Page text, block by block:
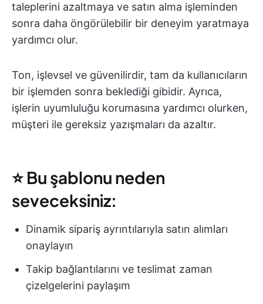
taleplerini azaltmaya ve satın alma işleminden
sonra daha öngörülebilir bir deneyim yaratmaya
yardımcı olur.
Ton, işlevsel ve güvenilirdir, tam da kullanıcıların
bir işlemden sonra beklediği gibidir. Ayrıca,
işlerin uyumluluğu korumasına yardımcı olurken,
müşteri ile gereksiz yazışmaları da azaltır.
⭐ Bu şablonu neden
seveceksiniz:
Dinamik sipariş ayrıntılarıyla satın alımları
onaylayın
Takip bağlantılarını ve teslimat zaman
çizelgelerini paylaşım